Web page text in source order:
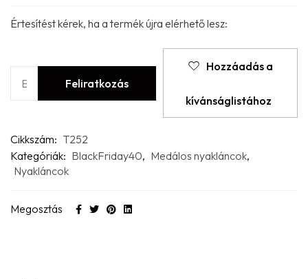
Értesítést kérek, ha a termék újra elérhető lesz:
Hozzáadás a
kívánságlistához
Cikkszám: T252
Kategóriák: BlackFriday40, Medálos nyakláncok,
Nyakláncok
Megosztás